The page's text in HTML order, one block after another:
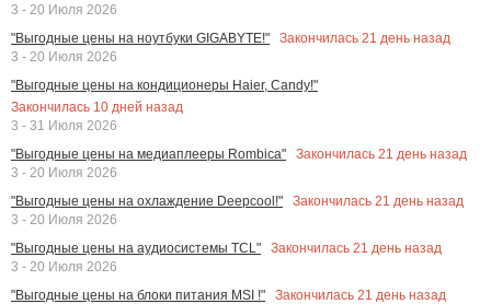
3 - 20 Июля 2026
"Выгодные цены на ноутбуки GIGABYTE!"
Закончилась 21 день назад
3 - 20 Июля 2026
"Выгодные цены на кондиционеры Haier, Candy!"
Закончилась 10 дней назад
3 - 31 Июля 2026
"Выгодные цены на медиаплееры Rombica"
Закончилась 21 день назад
3 - 20 Июля 2026
"Выгодные цены на охлаждение Deepcool!"
Закончилась 21 день назад
3 - 20 Июля 2026
"Выгодные цены на аудиосистемы TCL"
Закончилась 21 день назад
3 - 20 Июля 2026
"Выгодные цены на блоки питания MSI !"
Закончилась 21 день назад